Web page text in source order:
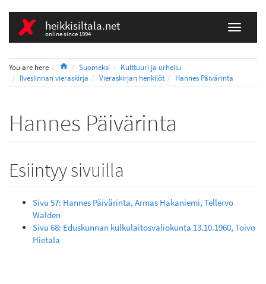
heikkisiltala.net
online since 1994
You are here HomeSuomeksi
Kulttuuri ja urheilu
Ilveslinnan vieraskirja
Vieraskirjan henkilöt Hannes Päivärinta
Hannes Päivärinta
Esiintyy sivuilla
Sivu 57: Hannes Päivärinta, Armas Hakaniemi, Tellervo
Walden
Sivu 68: Eduskunnan kulkulaitosvaliokunta 13.10.1960, Toivo
Hietala